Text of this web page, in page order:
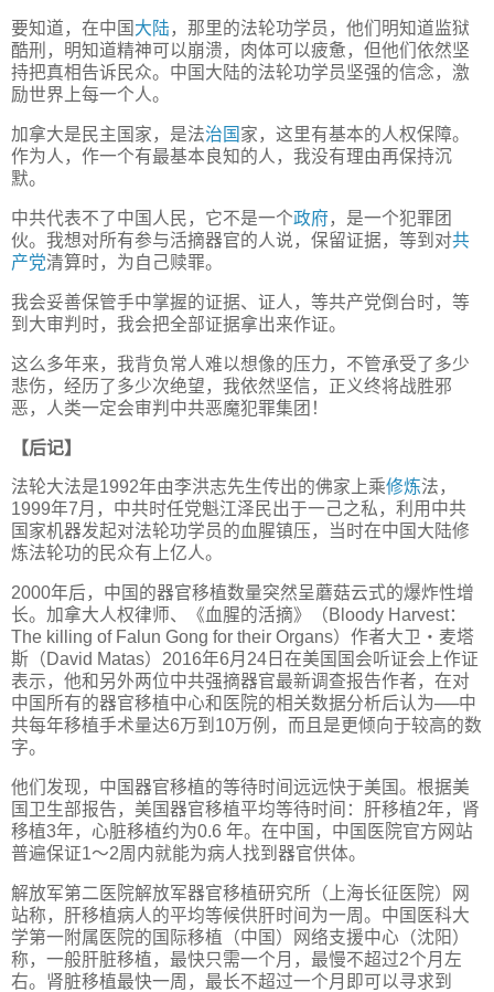
要知道，在中国 大陆，那里的法轮功学员，他们明知道监狱
酷刑，明知道精神可以崩溃，肉体可以疲惫，但他们依然坚
持把真相告诉民众。中国大陆的法轮功学员坚强的信念，激
励世界上每一个人。
加拿大是民主国家，是法治国 家，这里有基本的人权保障。
作为人，作一个有最基本良知的人，我没有理由再保持沉
默。
中共代表不了中国人民，它不是一个政府，是一个犯罪团
伙。我想对所有参与活摘器官的人说，保留证据，等到对共
产党清算时，为自己赎罪。
我会妥善保管手中掌握的证据、证人，等共产党倒台时，等
到大审判时，我会把全部证据拿出来作证。
这么多年来，我背负常人难以想像的压力，不管承受了多少
悲伤，经历了多少次绝望，我依然坚信，正义终将战胜邪
恶，人类一定会审判中共恶魔犯罪集团！
【后记】
法轮大法是1992年由李洪志先生传出的佛家上乘修炼法，
1999年7月，中共时任党魁江泽民出于一己之私，利用中共
国家机器发起对法轮功学员的血腥镇压，当时在中国大陆修
炼法轮功的民众有上亿人。
2000年后，中国的器官移植数量突然呈蘑菇云式的爆炸性增
长。加拿大人权律师、《血腥的活摘》（Bloody Harvest：
The killing of Falun Gong for their Organs）作者大卫‧麦塔
斯（David Matas）2016年6月24日在美国国会听证会上作证
表示，他和另外两位中共强摘器官最新调查报告作者，在对
中国所有的器官移植中心和医院的相关数据分析后认为──中
共每年移植手术量达6万到10万例，而且是更倾向于较高的数
字。
他们发现，中国器官移植的等待时间远远快于美国。根据美
国卫生部报告，美国器官移植平均等待时间：肝移植2年，肾
移植3年，心脏移植约为0.6 年。在中国，中国医院官方网站
普遍保证1～2周内就能为病人找到器官供体。
解放军第二医院解放军器官移植研究所（上海长征医院）网
站称，肝移植病人的平均等候供肝时间为一周。中国医科大
学第一附属医院的国际移植（中国）网络支援中心（沈阳）
称，一般肝脏移植，最快只需一个月，最慢不超过2个月左
右。肾脏移植最快一周，最长不超过一个月即可以寻求到